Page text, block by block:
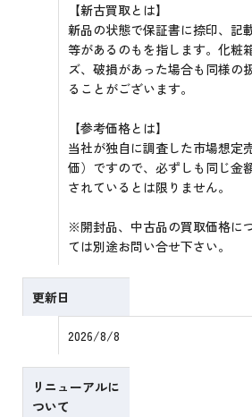
【新古買取とは】
新品の状態で保証書に捺印、記
等があるのもを指します。化粧
ズ、破損があった場合も同様の
ることがございます。
【参考価格とは】
当社が独自に調査した市場想定
価）ですので、必ずしも同じ金
されているとは限りません。
※開封品、中古品の買取価格に
ては別途お問い合せ下さい。
更新日
2026/8/8
リニューアルに
ついて